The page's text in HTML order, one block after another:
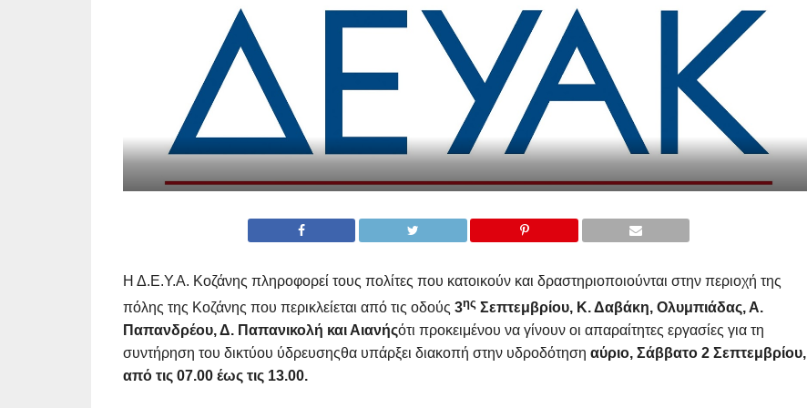
Η Δ.Ε.Υ.Α. Κοζάνης πληροφορεί τους πολίτες που κατοικούν και δραστηριοποιούνται στην περιοχή της
πόλης της Κοζάνης που περικλείεται από τις οδούς 3ηςΣεπτεμβρίου, Κ. Δαβάκη, Ολυμπιάδας, Α.
Παπανδρέου, Δ. Παπανικολή και Αιανήςότι προκειμένου να γίνουν οι απαραίτητες εργασίες για τη
συντήρηση του δικτύου ύδρευσηςθα υπάρξει διακοπή στην υδροδότηση αύριο, Σάββατο 2 Σεπτεμβρίου,
από τις 07.00 έως τις 13.00.